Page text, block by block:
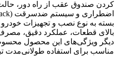
بسته به نوع نصب و تجهیزات خودرو
بالای قطعات، عملکرد دقیق، مصرف
دیگر ویژگی‌های این محصول
مناسب برای استفاده طولانی‌مدت